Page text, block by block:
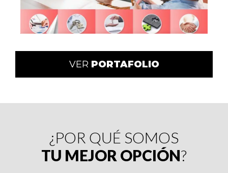
VER PORTAFOLIO
¿POR QUÉ SOMOS
TU MEJOR OPCIÓN?